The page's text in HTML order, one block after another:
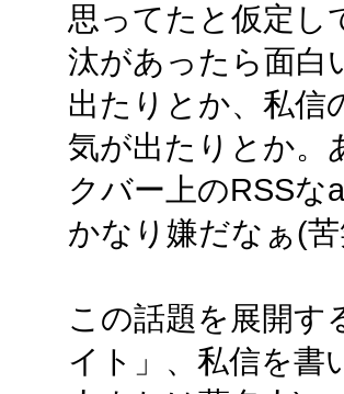
思ってたと仮定し
汰があったら面白
出たりとか、私信
気が出たりとか。
クバー上のRSSな
かなり嫌だなぁ(苦
この話題を展開す
イト」、私信を書